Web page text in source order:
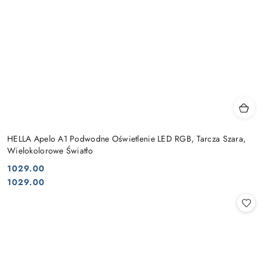
HELLA Apelo A1 Podwodne Oświetlenie LED RGB, Tarcza Szara,
Wielokolorowe Światło
Cena:
1029.00
Cena:
1029.00